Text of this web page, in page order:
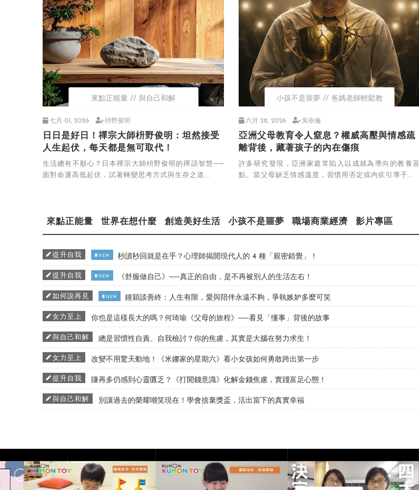
來點正能量 與自己和解
七月 01, 2026 枡野俊明
日日是好日！禪宗大師枡野俊明：坦然接受
人生起伏，每天都是無可取代！
生活總有不順心？日本禪宗大師枡野俊明的禪語智慧──
面對命運高低起伏，試著轉變思考方式與生存之道...
小孩不是噩夢 爸媽老師輕鬆教
六月 28, 2026 吳依倫
亞洲父母教育令人窒息？權威高壓與情感疏
離背後，藏著孩子的內在傷痕
許多研究發現，亞洲家庭常陷入以成就為導向的教養盲
點。當父母缺乏情感溫度，習慣用否定或內疚引導子...
來點正能量 世界在想什麼 創造美好生活 小孩不是噩夢 職場商業經濟 影片專區
提升自我 NEW 秒讀秒回就是在乎？心理師揭開現代人的 4 種「親密錯覺」！
提升自我 NEW 《舒服做自己》──真正的自由，是不再被別人的生活左右！
如何說再見 NEW 鐘穎談善終：人生有限，愛與陪伴永遠不夠，爭執嫉妒多麼可笑
女力至上 你也是這樣長大的嗎？何琦瑜《父母的旅程》──看見「懂事」背後的故事
與自己和解 總是習慣性自責、自我檢討？你的焦慮，其實是大腦在努力求生！
女力至上 改變不用驚天動地！《米娜家的星期六》看小女孩如何勇敢跨出第一步
提升自我 賺再多仍感到心靈匱乏？《打開錢意識》化解金錢焦慮，實踐富足心態！
與自己和解 別讓過去的榮耀嘲笑現在！學會捨棄獎盃，活出當下的真實幸福